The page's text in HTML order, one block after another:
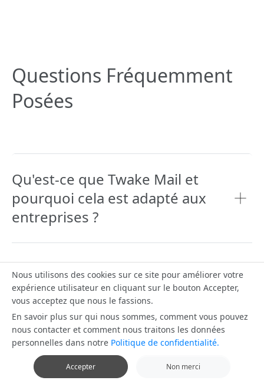
Questions Fréquemment
Posées
Qu'est-ce que Twake Mail et
pourquoi cela est adapté aux
entreprises ?
Comment Twake Mail garantit
la sécurité des emails
professionnels ?
Twake Mail est-il une
alternative aux solutions
Nous utilisons des cookies sur ce site pour améliorer votre
expérience utilisateur en cliquant sur le bouton Accepter,
vous acceptez que nous le fassions.
En savoir plus sur qui nous sommes, comment vous pouvez
nous contacter et comment nous traitons les données
personnelles dans notre Politique de confidentialité.
Accepter Non merci